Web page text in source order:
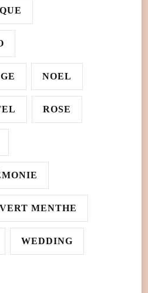
NOEL
ROSE
VERT MENTHE
WEDDING